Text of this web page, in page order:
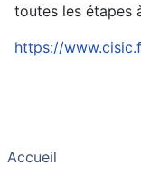
toutes les étapes
https://
Accueil